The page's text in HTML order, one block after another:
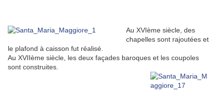
Au XVIème siècle, des
chapelles sont rajoutées et
le plafond à caisson fut réalisé.
Au XVIIème siècle, les deux façades baroques et les coupoles
sont construites.